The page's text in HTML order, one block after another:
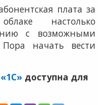
плата за
настолько
с возможными
начать вести
доступна для